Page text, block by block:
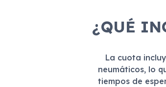
¿QUÉ
La cuota
neumáticos, lo
tiempos de